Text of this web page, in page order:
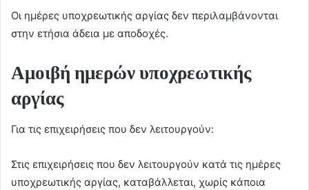
Οι ημέρες υποχρεωτικής αργίας δεν περιλαμβάνονται
στην ετήσια άδεια με αποδοχές.
Αμοιβή ημερών υποχρεωτικής
αργίας
Για τις επιχειρήσεις που δεν λειτουργούν:
Στις επιχειρήσεις που δεν λειτουργούν κατά τις ημέρες
υποχρεωτικής αργίας, καταβάλλεται, χωρίς κάποια